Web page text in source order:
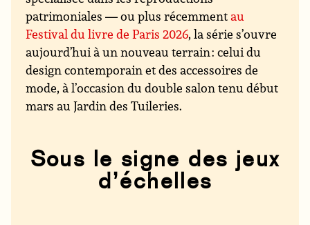
patrimoniales — ou plus récemmentau
Festival du livre de Paris 2026, la série s’ouvre
aujourd’hui à un nouveau terrain : celui du
design contemporain et des accessoires de
mode, à l’occasion du double salon tenu début
mars au Jardin des Tuileries.
Sous le signe des jeux
d’échelles